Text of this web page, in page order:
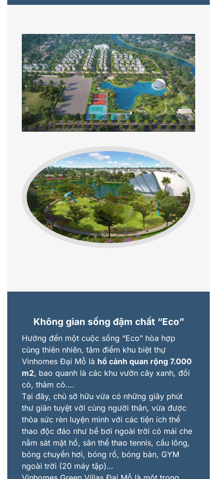
Không gian sống đậm chất “Eco”
Hướng đến một cuộc sống “Eco” hòa hợp
cùng thiên nhiên, tâm điểm khu biệt thự
Vinhomes Đại Mỗ là hồ cảnh quan rộng 7.000
m2, bao quanh là các khu vườn cây xanh, đồi
cỏ, thảm cỏ….
Tại đây, chủ sở hữu vừa có những giây phút
thư giãn tuyệt vời cùng người thân, vừa được
thỏa sức rèn luyện mình với các tiện ích thể
thao độc đáo như bể bơi ngoài trời có mái che
nằm sát mặt hồ, sân thể thao tennis, cầu lông,
bóng chuyền hơi, bóng rổ, bóng bàn, GYM
ngoài trời (20 máy tập)…